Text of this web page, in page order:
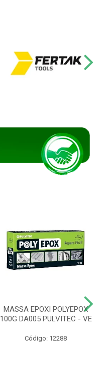
MASSA EPOXI POLYEPOX
100G DA005 PULVITEC - VE
Código: 12288